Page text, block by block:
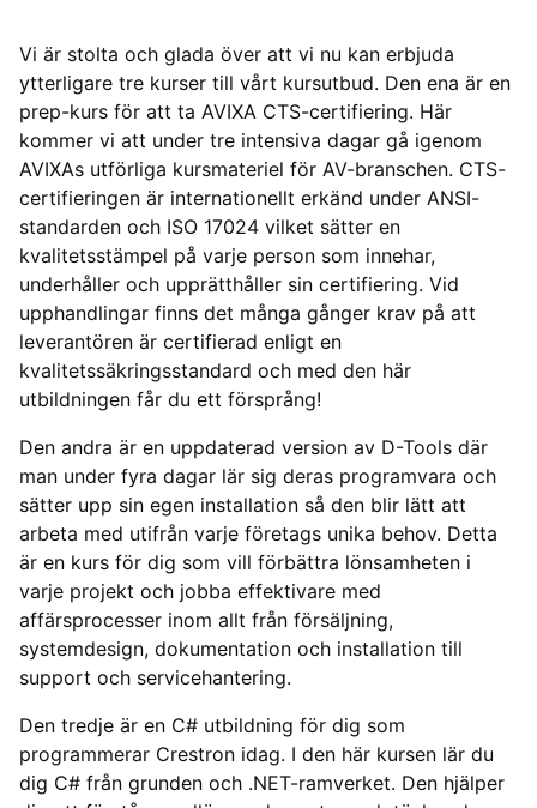
Vi är stolta och glada över att vi nu kan erbjuda
ytterligare tre kurser till vårt kursutbud. Den ena är en
prep-kurs för att ta AVIXA CTS-certifiering. Här
kommer vi att under tre intensiva dagar gå igenom
AVIXAs utförliga kursmateriel för AV-branschen. CTS-
certifieringen är internationellt erkänd under ANSI-
standarden och ISO 17024 vilket sätter en
kvalitetsstämpel på varje person som innehar,
underhåller och upprätthåller sin certifiering. Vid
upphandlingar finns det många gånger krav på att
leverantören är certifierad enligt en
kvalitetssäkringsstandard och med den här
utbildningen får du ett försprång!
Den andra är en uppdaterad version av D-Tools där
man under fyra dagar lär sig deras programvara och
sätter upp sin egen installation så den blir lätt att
arbeta med utifrån varje företags unika behov. Detta
är en kurs för dig som vill förbättra lönsamheten i
varje projekt och jobba effektivare med
affärsprocesser inom allt från försäljning,
systemdesign, dokumentation och installation till
support och servicehantering.
Den tredje är en C# utbildning för dig som
programmerar Crestron idag. I den här kursen lär du
dig C# från grunden och .NET-ramverket. Den hjälper